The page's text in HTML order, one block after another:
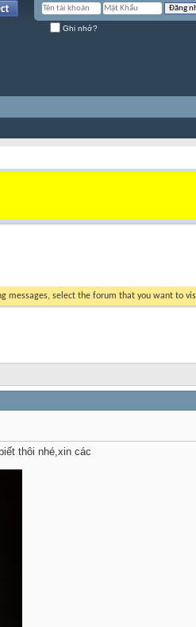
Ghi nhớ?
messages, select the forum that you want to
thôi nhé,xin các